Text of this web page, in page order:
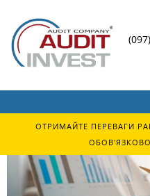
ОТРИМАЙТЕ ПЕРЕВАГИ